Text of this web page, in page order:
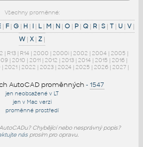
Všechny proměnné:
| F| G| H | I| L| M| N| O| P| Q| R| S| T| U| V|
W | X | Z |
| R13 | R14 | 2000 | 2000i | 2002 | 2004 | 2005 |
| 2010 | 2011 | 2012 | 2013 | 2014 | 2015 | 2016 |
| 2021 | 2022 | 2023 | 2024 | 2025 | 2026 | 2027 |
AutoCAD proměnných - 1547
jen neobsažené v LT
jen v Mac verzi
proměnné prostředí
Chybějící nebo nesprávný popis?
násprosím pro opravu.